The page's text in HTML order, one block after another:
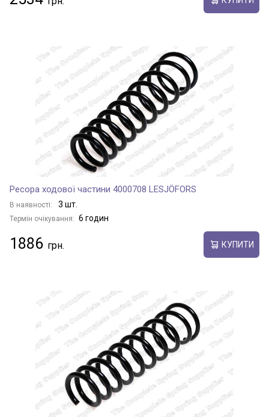
Ресора ходової частини 4000708 LESJÖFORS
В наявності: 3 шт.
Термін очікування: 6 годин
1886 КУПИТИ